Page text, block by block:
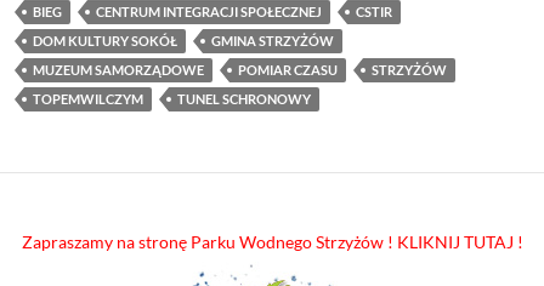
BIEG CENTRUM INTEGRACJI SPOŁECZNEJ
CSTIR
DOM KULTURY SOKÓŁ
GMINA STRZYŻÓW
MUZEUM SAMORZĄDOWE
POMIAR CZASU
STRZYŻÓW
TOPEMWILCZYM
TUNEL SCHRONOWY
Zapraszamy na stronę Parku Wodnego Strzyżów ! KLIKNIJ TUTAJ !